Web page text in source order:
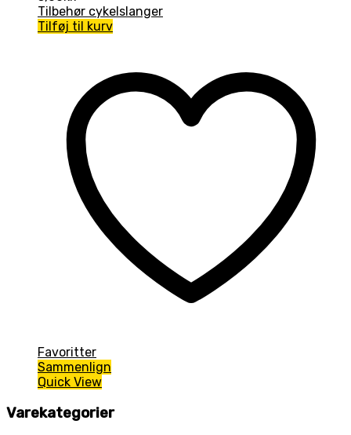
Tilbehør cykelslanger
Tilføj til kurv
Favoritter
Sammenlign
Quick View
Varekategorier